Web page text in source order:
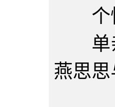
个性
单亲
燕思